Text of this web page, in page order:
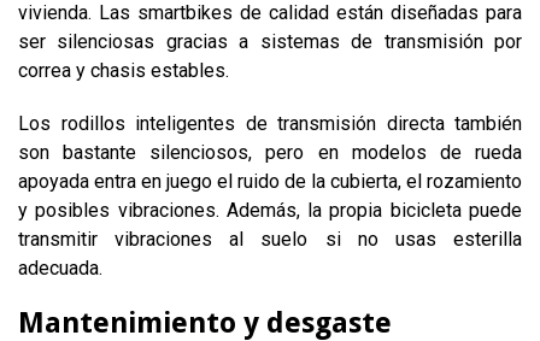
vivienda. Las smartbikes de calidad están diseñadas para
ser silenciosas gracias a sistemas de transmisión por
correa y chasis estables.
Los rodillos inteligentes de transmisión directa también
son bastante silenciosos, pero en modelos de rueda
apoyada entra en juego el ruido de la cubierta, el rozamiento
y posibles vibraciones. Además, la propia bicicleta puede
transmitir vibraciones al suelo si no usas esterilla
adecuada.
Mantenimiento y desgaste